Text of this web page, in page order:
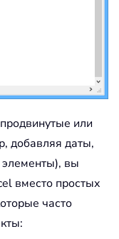
или
добавляя даты,
вы
вместо простых
часто